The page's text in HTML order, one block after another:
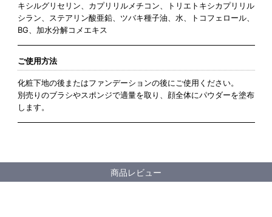
キシルグリセリン、カプリリルメチコン、トリエトキシカプリリル
シラン、ステアリン酸亜鉛、ツバキ種子油、水、トコフェロール、
BG、加水分解コメエキス
ご使用方法
化粧下地の後またはファンデーションの後にご使用ください。
別売りのブラシやスポンジで適量を取り、顔全体にパウダーを塗布
します。
商品レビュー